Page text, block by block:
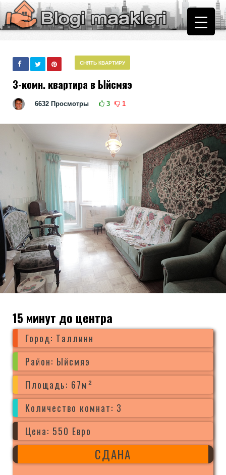
СНЯТЬ КВАРТИРУ
3-комн. квартира в Ыйсмяэ
6632 Просмотры 3 1
15 минут до центра
Город: Tаллинн
Район: Ыйсмяэ
Площадь: 67м²
Количество комнат: 3
Цена: 550 Евро
СДАНА